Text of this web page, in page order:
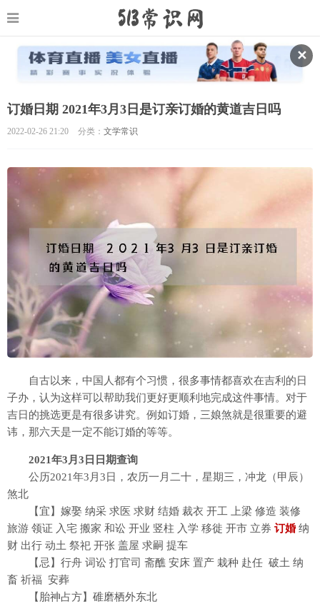
✕
订婚日期 2021年3月3日是订亲订婚的黄道吉日吗
2022-02-26 21:20 分类： 文学常识
自古以来，中国人都有个习惯，很多事情都喜欢在吉利的日
子办，认为这样可以帮助我们更好更顺利地完成这件事情。对于
吉日的挑选更是有很多讲究。例如订婚，三娘煞就是很重要的避
讳，那六天是一定不能订婚的等等。
2021年3月3日日期查询
公历2021年3月3日，农历一月二十，星期三，冲龙（甲辰）
煞北
【宜】嫁娶 纳采 求医 求财 结婚 裁衣 开工 上梁 修造 装修
旅游 领证 入宅 搬家 和讼 开业 竖柱 入学 移徙 开市 立券 订婚纳
财 出行 动土 祭祀 开张 盖屋 求嗣 提车
【忌】行舟 词讼 打官司 斋醮 安床 置产 栽种 赴任 破土 纳
畜 祈福 安葬
【胎神占方】碓磨栖外东北